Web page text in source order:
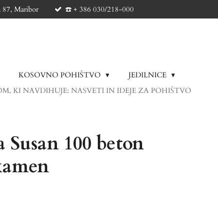
87, Maribor ☎️ + 386 030/218-000
KOSOVNO POHIŠTVO
JEDILNICE
KI NAVDIHUJE: NASVETI IN IDEJE ZA POHIŠTVO
Susan 100 beton